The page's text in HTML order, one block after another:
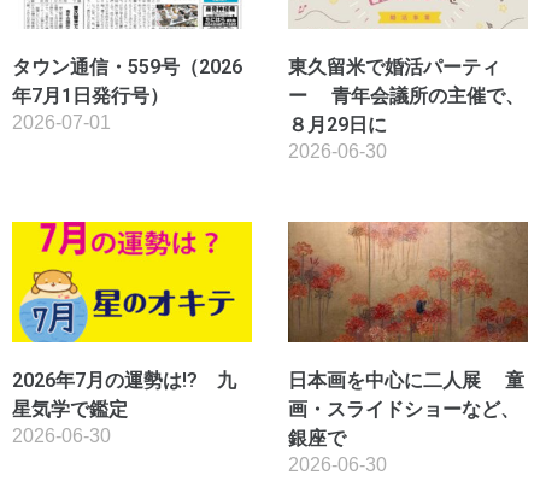
タウン通信・559号（2026
年7月1日発行号）
2026-07-01
東久留米で婚活パーティ
ー 青年会議所の主催で、
８月29日に
2026-06-30
2026年7月の運勢は!? 九
星気学で鑑定
2026-06-30
日本画を中心に二人展 童
画・スライドショーなど、
銀座で
2026-06-30